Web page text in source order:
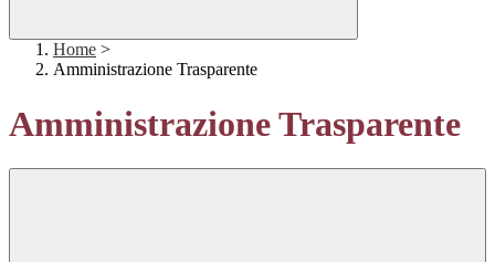
Home >
Amministrazione Trasparente
Amministrazione Trasparente